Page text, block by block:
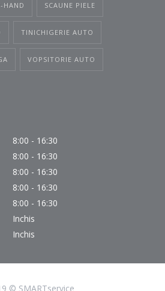
HAND SCAUNE PIELE
TINICHIGERIE AUTO
VOPSITORIE AUTO
8:00 - 16:30
8:00 - 16:30
8:00 - 16:30
8:00 - 16:30
8:00 - 16:30
Inchis
Inchis
© SMARTservice